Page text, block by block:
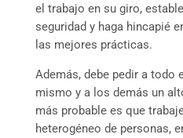
el trabajo en su giro,
seguridad y haga hincapié
las mejores prácticas.
Además, debe pedir a todo
mismo y a los demás un
más probable es que
heterogéneo de personas,